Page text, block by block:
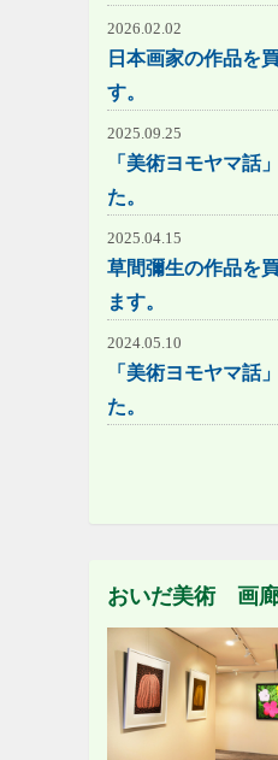
2026.02.02
日本画家の作品を
す。
2025.09.25
「美術ヨモヤマ話
た。
2025.04.15
草間彌生の作品を
ます。
2024.05.10
「美術ヨモヤマ話
た。
おいだ美術 画